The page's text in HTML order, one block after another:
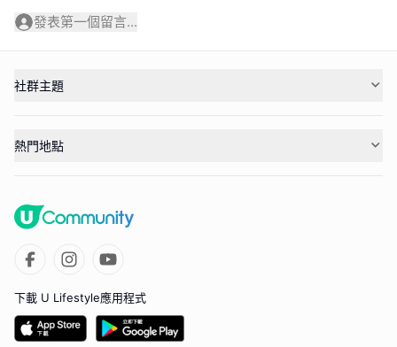
發表第一個留言...
社群主題
熱門地點
下載 U Lifestyle應用程式